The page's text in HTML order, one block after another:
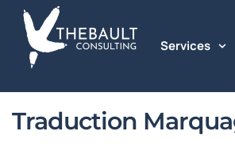
Services
Traduction